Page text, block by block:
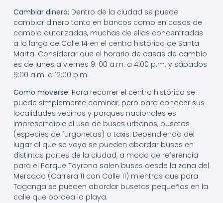
Cambiar dinero: Dentro de la ciudad se puede
cambiar dinero tanto en bancos como en casas de
cambio autorizadas, muchas de ellas concentradas
a lo largo de Calle 14 en el centro histórico de Santa
Marta. Considerar que el horario de casas de cambio
es de lunes a viernes 9: 00 a.m. a 4:00 p.m. y sábados
9:00 a.m. a 12:00 p.m.
Como moverse: Para recorrer el centro histórico se
puede simplemente caminar, pero para conocer sus
localidades vecinas y parques nacionales es
imprescindible el uso de buses urbanos, busetas
(especies de furgonetas) o taxis. Dependiendo del
lugar al que se vaya se pueden abordar buses en
distintas partes de la ciudad, a modo de referencia
para el Parque Tayrona salen buses desde la zona del
Mercado (Carrera 11 con Calle 11) mientras que para
Taganga se pueden abordar busetas pequeñas en la
calle que bordea la playa.